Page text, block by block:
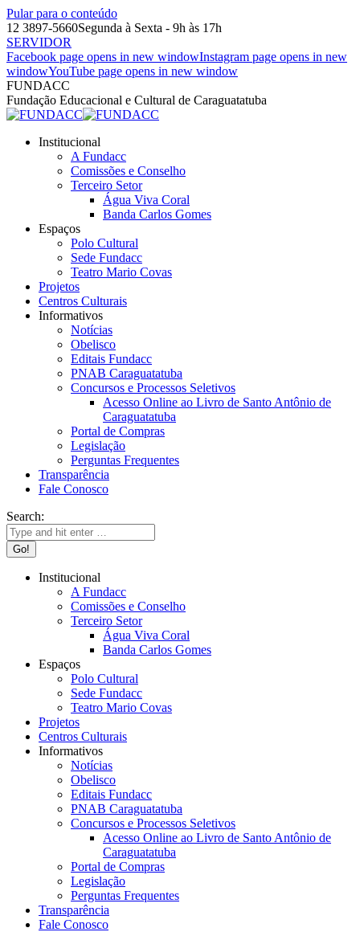
Pular para o conteúdo
12 3897-5660Segunda à Sexta - 9h às 17h
SERVIDOR
Facebook page opens in new windowInstagram page opens in new
windowYouTube page opens in new window
FUNDACC
Fundação Educacional e Cultural de Caraguatatuba
Institucional
A Fundacc
Comissões e Conselho
Terceiro Setor
Água Viva Coral
Banda Carlos Gomes
Espaços
Polo Cultural
Sede Fundacc
Teatro Mario Covas
Projetos
Centros Culturais
Informativos
Notícias
Obelisco
Editais Fundacc
PNAB Caraguatatuba
Concursos e Processos Seletivos
Acesso Online ao Livro de Santo Antônio de
Caraguatatuba
Portal de Compras
Legislação
Perguntas Frequentes
Transparência
Fale Conosco
Search:
Institucional
A Fundacc
Comissões e Conselho
Terceiro Setor
Água Viva Coral
Banda Carlos Gomes
Espaços
Polo Cultural
Sede Fundacc
Teatro Mario Covas
Projetos
Centros Culturais
Informativos
Notícias
Obelisco
Editais Fundacc
PNAB Caraguatatuba
Concursos e Processos Seletivos
Acesso Online ao Livro de Santo Antônio de
Caraguatatuba
Portal de Compras
Legislação
Perguntas Frequentes
Transparência
Fale Conosco